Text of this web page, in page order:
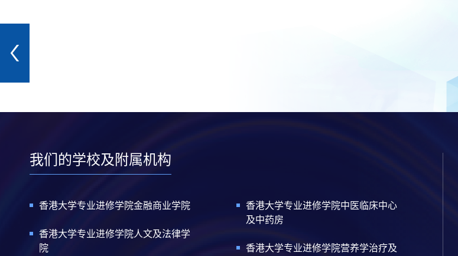
我们的学校及附属机构
香港大学专业进修学院金融商业学院
香港大学专业进修学院人文及法律学
院
香港大学专业进修学院中医临床中心
及中药房
香港大学专业进修学院营养学治疗及